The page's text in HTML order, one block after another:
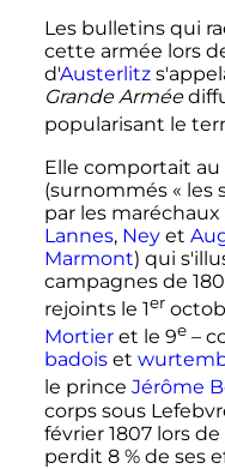
Les bulletins qui
cette armée lors
d'Austerlitz
Grande Armée
popularisant le
Elle comportait
(surnommés « les
par les maréchaux
Lannes, Neyet
Marmont) qui
campagnes de
rejoints le 1er
Mortieret le 9e–
badoiset
le prince Jérôme
corpssous
février 1807lors de
perdit 8 % de ses